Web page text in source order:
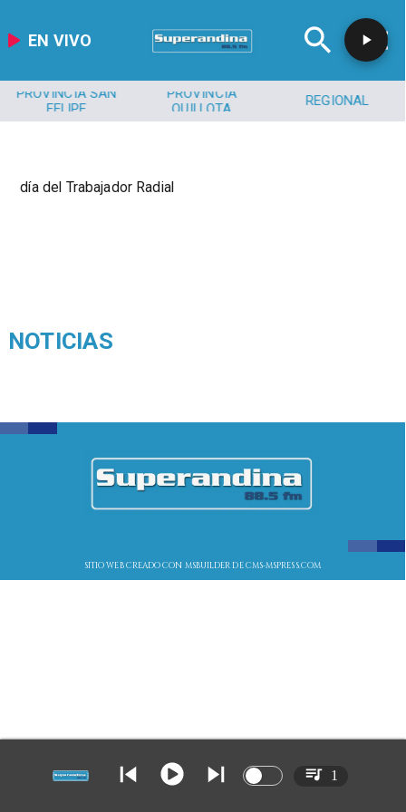
EN VIVO
PROVINCIA SAN
FELIPE
PROVINCIA
QUILLOTA
REGIONAL
día del Trabajador Radial
NOTICIAS
SITIO WEB CREADO CON MSBUILDER DE CMS-MSPRESS.COM
1